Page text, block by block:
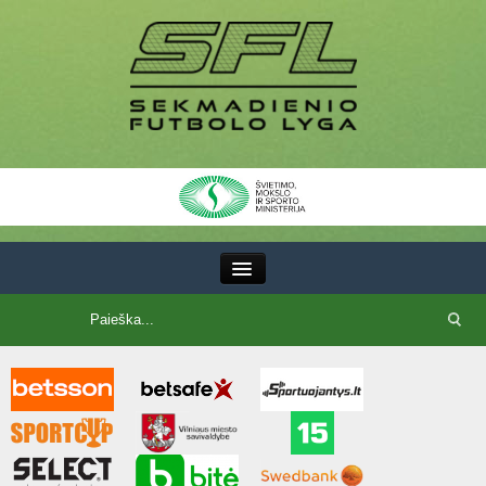
SFL taurė
7x7 CUP